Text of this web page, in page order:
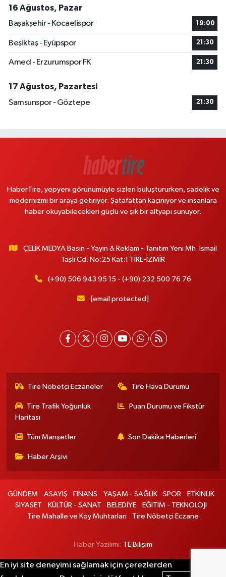
16 Ağustos, Pazar
Başakşehir - Kocaelispor
19:00
Beşiktaş - Eyüpspor 21:30
Amed - Erzurumspor FK 21:30
17 Ağustos, Pazartesi
Samsunspor - Göztepe
21:30
HaberTire, yepyeni görünümüyle sizleri buluştururken, sadelik ve
modernizmi bir araya getiriyor. Şatafattan kaçınıyor ve insanlara
haber okuyabilecekleri güçlü ve şık bir altyapı sunuyor.
ÇELİK MEDYA Basın - Yayın & Reklam - Tanıtım Yeni Mh. İsmail
Taşlı Cd. No:25 Kat:1 TİRE-İZMİR
(+90) 506 943 95 15 - (+90) 232 500 76 76
[email protected]
Tire Nöbetçi Eczaneler Tire Hava Durumu
Tire Trafik Yoğunluk
Haritası
Puan Durumu ve Fikstür
Tüm Manşetler Son Dakika Haberleri
Haber Arşivi
GÜNDEM ASAYİŞ FİNANS YAŞAM - SAĞLIK SPOR
ETKİNLİK
SİYASET
KÜLTÜR - SANAT BELEDİYE
EĞİTİM - TEKNOLOJİ
Tire Mahalle ve Köy Muhtarları
Tire Nöbetçi Eczane
Haber Yazılımı: TE Bilişim
En iyi site deneyimi sağlamak için çerezlerden